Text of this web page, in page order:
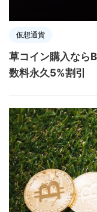
仮想通貨
草コイン購入なら
数料永久5%割引